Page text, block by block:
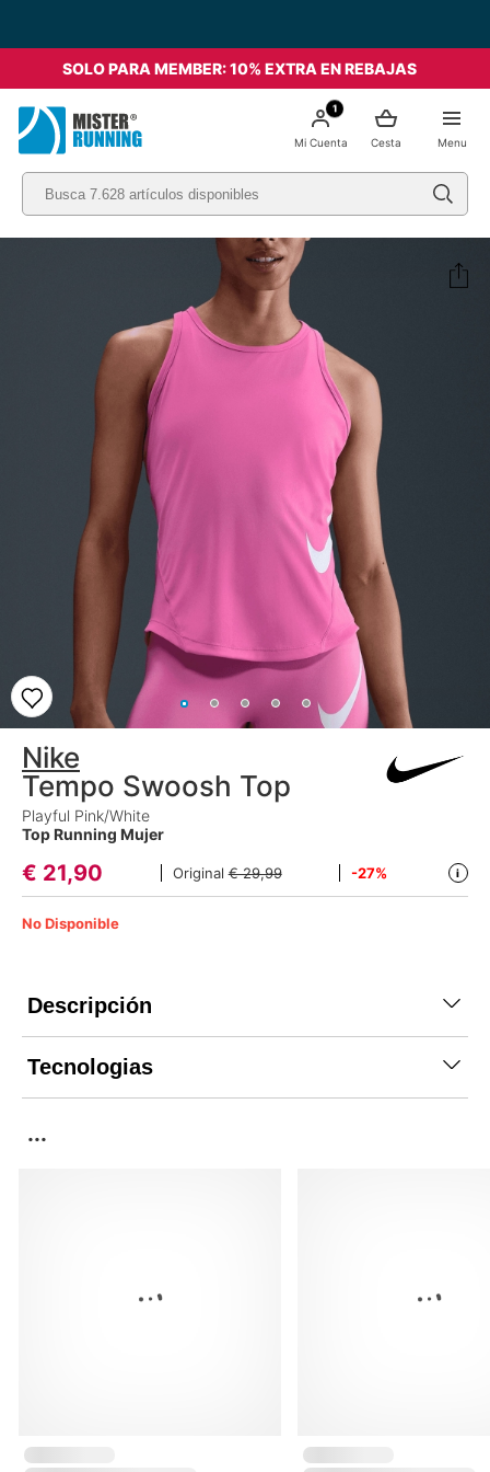
SOLO PARA MEMBER: 10% EXTRA EN REBAJAS
Menu
Cesta
1
Mi Cuenta
Nike
Tempo Swoosh Top
Playful Pink/White
Top Running Mujer
€ 21,90 Original€ 29,99 -27% i
No Disponible
Descripción
Tecnologias
...